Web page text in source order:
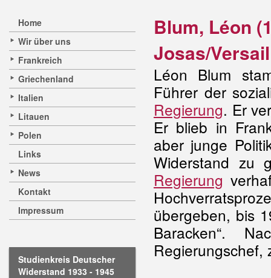
Home
Wir über uns
Frankreich
Griechenland
Italien
Litauen
Polen
Links
News
Kontakt
Impressum
Studienkreis Deutscher
Widerstand 1933 - 1945
Blum, Léon
Josas/
Léon Blum
Führer der
Regierung. Er
Er blieb in
aber junge
Widerstand zu
Regierung
übergeben, bis
Baracken“.
Regierungschef,